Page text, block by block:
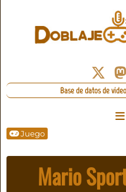
Base de datos de
Juego
Mario